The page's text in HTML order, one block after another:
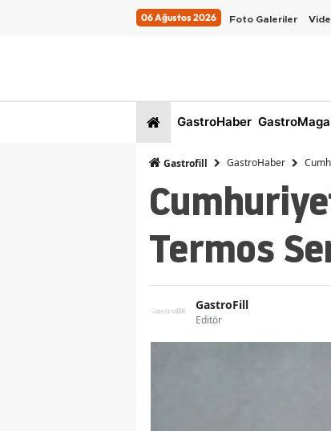
06 Ağustos 2026 Foto Galeriler
GastroHaber
Gastrofill GastroHaber
Termos
GastroFill
Editör